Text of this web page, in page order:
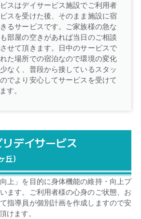
スはデイサービス施設でご利用者
スを受けた後、そのまま施設に宿
るサービスです。ご家族様の急な
部屋の空きがあれば当日のご相談
せて頂きます。日中のサービスで
た場所での宿泊なので環境の変化
なく、普段から接しているスタッ
でより安心してサービスを受けて
す。
デイサービス
丘）
上」を目的に身体機能の維持・向上プ
ます。ご利用者様の心身のご状態、お
指導員が個別計画を作成しますので安
けます。